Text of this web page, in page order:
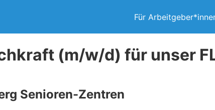
Für
(m/w/d) für unser
Senioren-Zentren